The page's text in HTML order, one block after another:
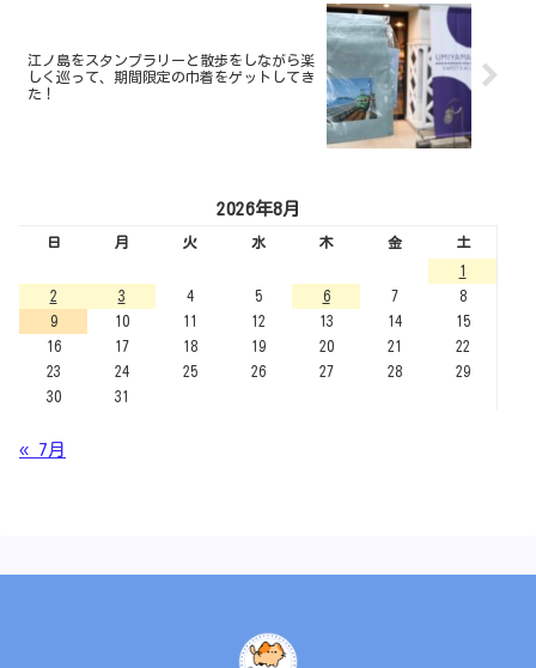
江ノ島をスタンプラリーと散歩をしながら楽
しく巡って、期間限定の巾着をゲットしてき
た！
2026年8月
日 月 火 水 木 金
土
1
2
3 4 5 6 7
8
9
10 11 12 13 14
15
16
17 18 19 20 21
22
23
24 25 26 27 28
29
30
31
« 7月